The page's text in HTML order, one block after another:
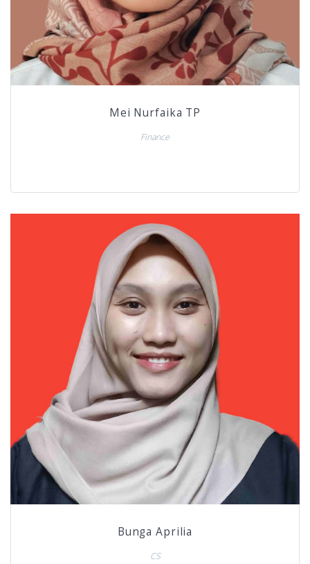
Mei Nurfaika TP
Finance
Bunga Aprilia
CS